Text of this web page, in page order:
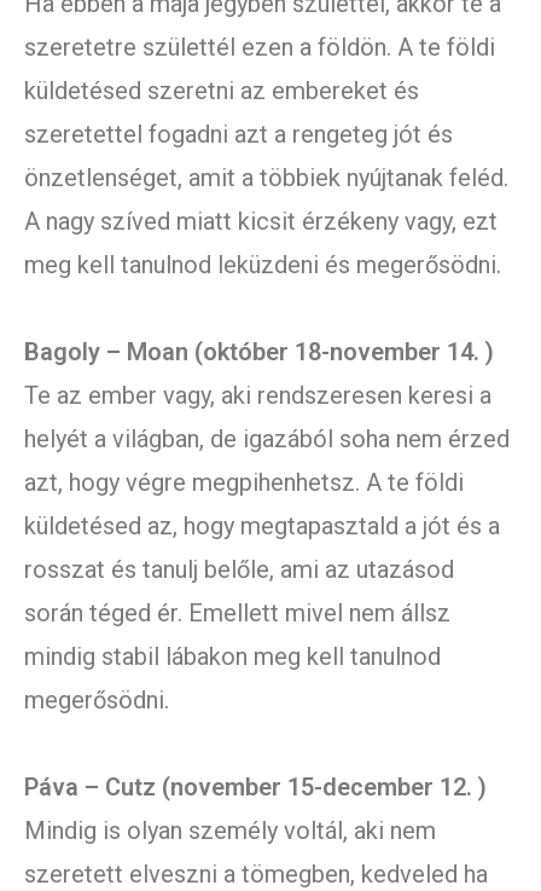
szeretetre születtél ezen a földön. A te földi
küldetésed szeretni az embereket és
szeretettel fogadni azt a rengeteg jót és
önzetlenséget, amit a többiek nyújtanak feléd.
A nagy szíved miatt kicsit érzékeny vagy, ezt
meg kell tanulnod leküzdeni és megerősödni.
Bagoly – Moan (október 18-november 14. )
Te az ember vagy, aki rendszeresen keresi a
helyét a világban, de igazából soha nem érzed
azt, hogy végre megpihenhetsz. A te földi
küldetésed az, hogy megtapasztald a jót és a
rosszat és tanulj belőle, ami az utazásod
során téged ér. Emellett mivel nem állsz
mindig stabil lábakon meg kell tanulnod
megerősödni.
Páva – Cutz (november 15-december 12. )
Mindig is olyan személy voltál, aki nem
szeretett elveszni a tömegben, kedveled ha